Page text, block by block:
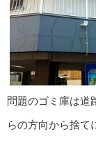
問題のゴミ庫は道
らの方向から捨て